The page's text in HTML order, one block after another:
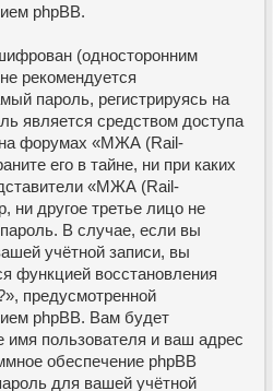
phpBB.
(односторонним
рекомендуется
пароль, регистрируясь на
является средством доступа
на форумах «МЖА (Rail-
его в тайне, ни при каких
«МЖА (Rail-
ни другое третье лицо не
В случае, если вы
учётной записи, вы
функцией восстановления
предусмотренной
phpBB. Вам будет
имя пользователя и ваш адрес
обеспечение phpBB
для вашей учётной